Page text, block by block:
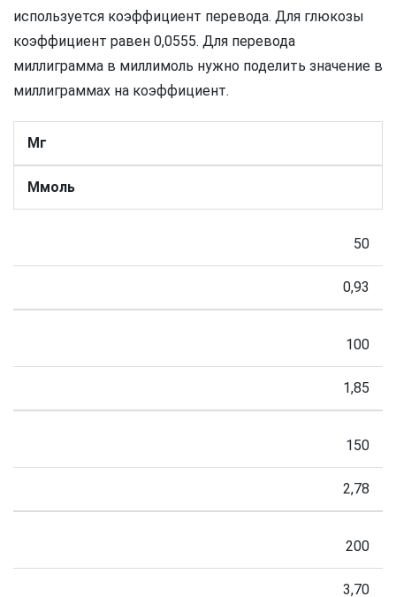
используется коэффициент перевода. Для глюкозы
коэффициент равен 0,0555. Для перевода
миллиграмма в миллимоль нужно поделить значение в
миллиграммах на коэффициент.
Мг
Ммоль
50
0,93
100
1,85
150
2,78
200
3,70